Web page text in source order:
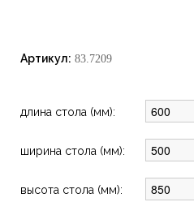
Артикул: 83.7209
длина стола (мм):
ширина стола (мм):
высота стола (мм):